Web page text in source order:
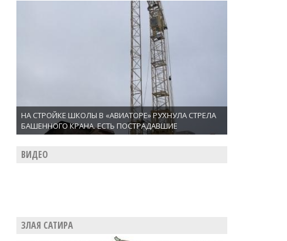
НА СТРОЙКЕ ШКОЛЫ В «АВИАТОРЕ» РУХНУЛА СТРЕЛА
БАШЕННОГО КРАНА. ЕСТЬ ПОСТРАДАВШИЕ
ВИДЕО
ЗЛАЯ САТИРА